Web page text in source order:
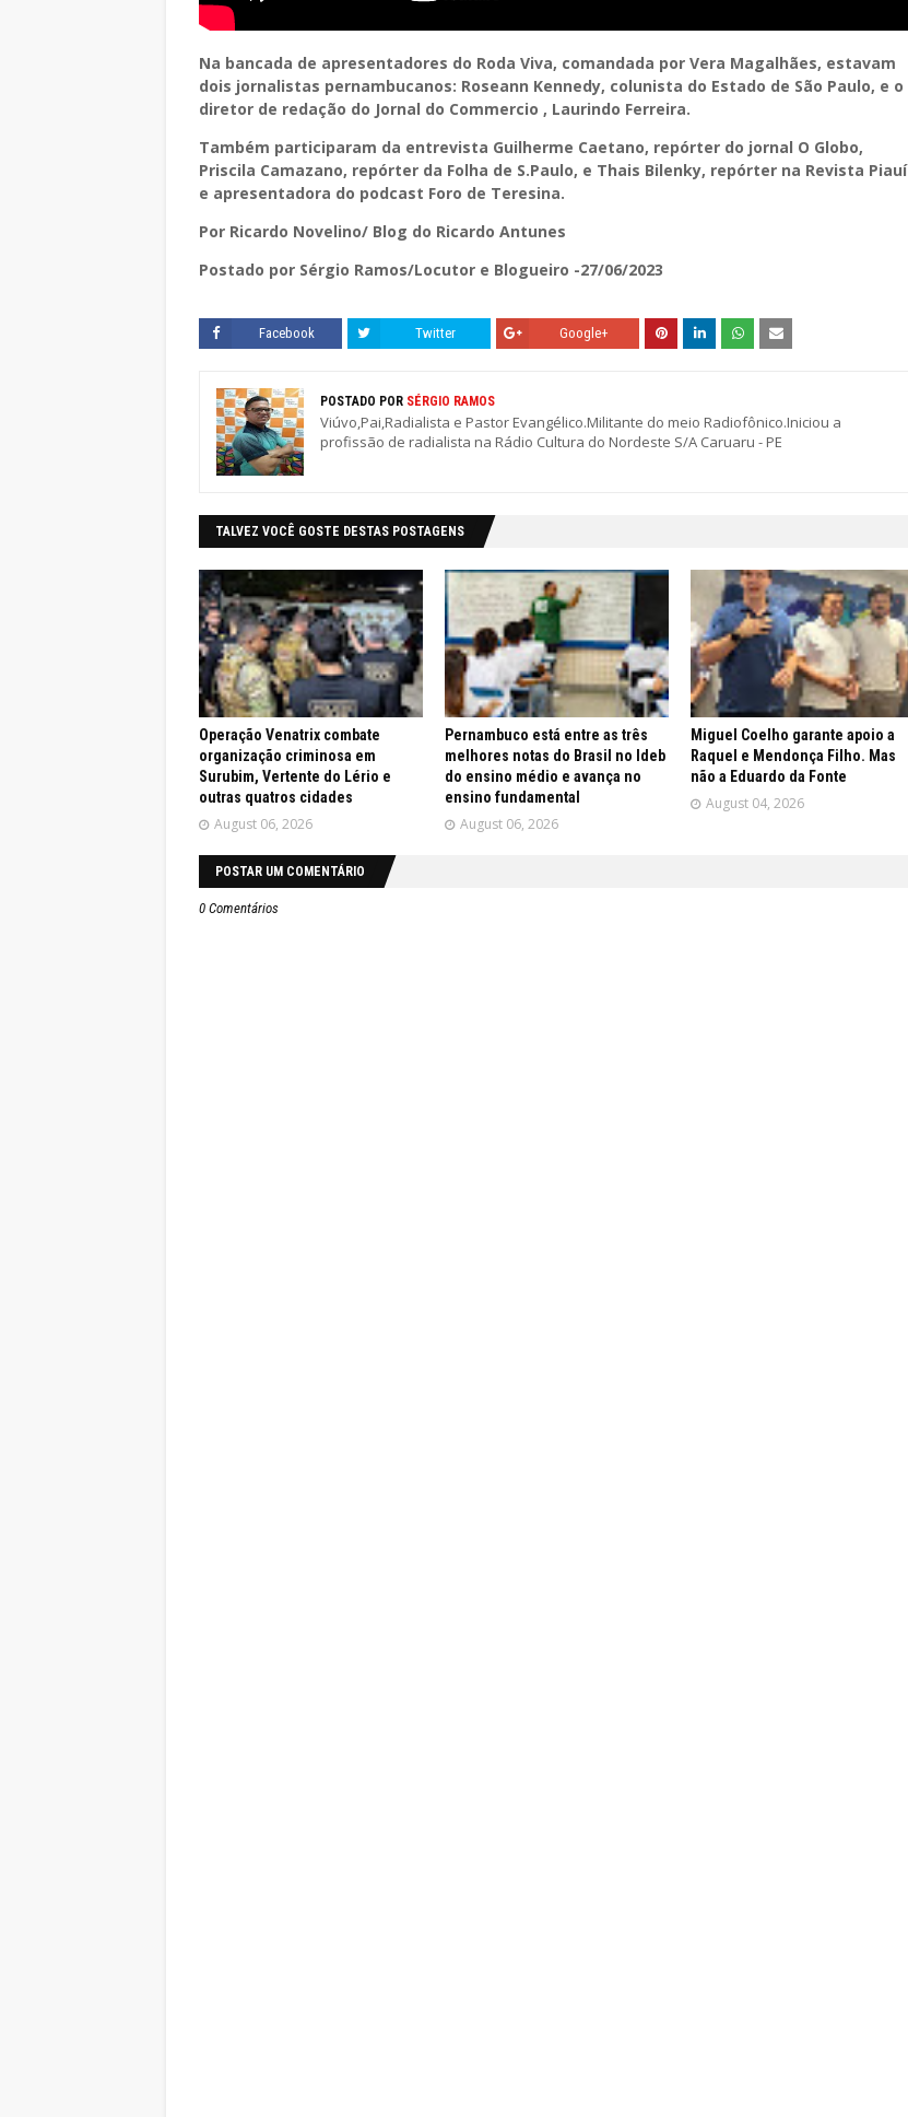
Na bancada de apresentadores do Roda Viva, comandada por Vera Magalhães, estavam
dois jornalistas pernambucanos: Roseann Kennedy, colunista do Estado de São Paulo, e o
diretor de redação do Jornal do Commercio , Laurindo Ferreira.
Também participaram da entrevista Guilherme Caetano, repórter do jornal O Globo,
Priscila Camazano, repórter da Folha de S.Paulo, e Thais Bilenky, repórter na Revista Piauí
e apresentadora do podcast Foro de Teresina.
Por Ricardo Novelino/ Blog do Ricardo Antunes
Postado por Sérgio Ramos/Locutor e Blogueiro -27/06/2023
Facebook Twitter Google+
POSTADO POR SÉRGIO RAMOS
Viúvo,Pai,Radialista e Pastor Evangélico.Militante do meio Radiofônico.Iniciou a
profissão de radialista na Rádio Cultura do Nordeste S/A Caruaru - PE
TALVEZ VOCÊ GOSTE DESTAS POSTAGENS
Operação Venatrix combate
organização criminosa em
Surubim, Vertente do Lério e
outras quatros cidades
August 06, 2026
Pernambuco está entre as três
melhores notas do Brasil no Ideb
do ensino médio e avança no
ensino fundamental
August 06, 2026
Miguel Coelho garante apoio a
Raquel e Mendonça Filho. Mas
não a Eduardo da Fonte
August 04, 2026
POSTAR UM COMENTÁRIO
0 Comentários